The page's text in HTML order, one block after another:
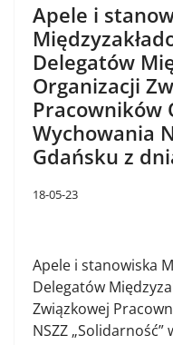
Apele i
Delegatów
Organizacji
Pracowników
Wychowania
Gdańsku z
18-05-23
Apele i stanowiska
Delegatów
Związkowej
NSZZ